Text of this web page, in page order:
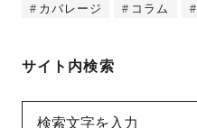
カバレージ コラム
サイト内検索